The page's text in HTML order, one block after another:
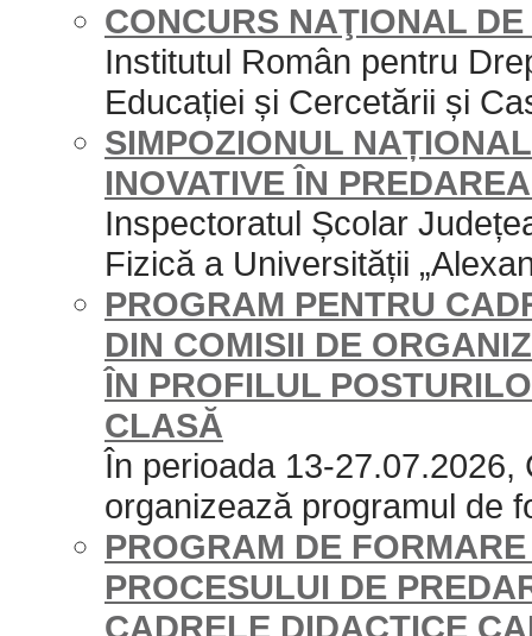
CONCURS NAŢIONAL
Institutul Român pentru
Educației și Cercetării și
SIMPOZIONUL
INOVATIVE ÎN
Inspectoratul Școlar
Fizică a Universității
PROGRAM PENTRU
DIN COMISII DE
ÎN PROFILUL
CLASĂ
În perioada 13-
organizează programul de
PROGRAM DE
PROCESULUI DE
CADRELE DIDACTICE